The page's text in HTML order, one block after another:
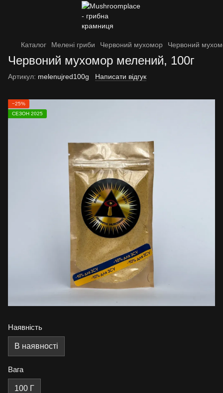
Каталог Мелені гриби Червоний мухомор Червоний
Червоний мухомор мелений, 100г
Артикул: melenujred100g Написати відгук
−25%
СЕЗОН 2025
Наявність
В наявності
Вага
100 Г